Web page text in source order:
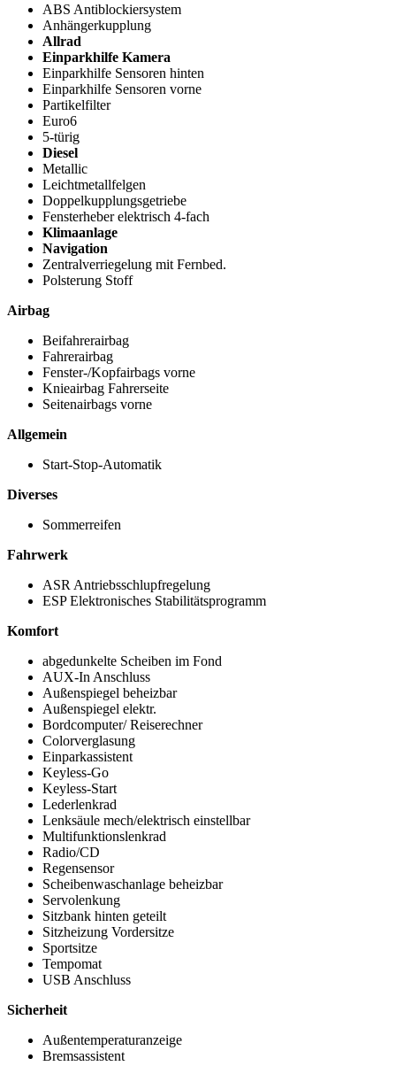
ABS Antiblockiersystem
Anhängerkupplung
Allrad
Einparkhilfe Kamera
Einparkhilfe Sensoren hinten
Einparkhilfe Sensoren vorne
Partikelfilter
Euro6
5-türig
Diesel
Metallic
Leichtmetallfelgen
Doppelkupplungsgetriebe
Fensterheber elektrisch 4-fach
Klimaanlage
Navigation
Zentralverriegelung mit Fernbed.
Polsterung Stoff
Airbag
Beifahrerairbag
Fahrerairbag
Fenster-/Kopfairbags vorne
Knieairbag Fahrerseite
Seitenairbags vorne
Allgemein
Start-Stop-Automatik
Diverses
Sommerreifen
Fahrwerk
ASR Antriebsschlupfregelung
ESP Elektronisches Stabilitätsprogramm
Komfort
abgedunkelte Scheiben im Fond
AUX-In Anschluss
Außenspiegel beheizbar
Außenspiegel elektr.
Bordcomputer/ Reiserechner
Colorverglasung
Einparkassistent
Keyless-Go
Keyless-Start
Lederlenkrad
Lenksäule mech/elektrisch einstellbar
Multifunktionslenkrad
Radio/CD
Regensensor
Scheibenwaschanlage beheizbar
Servolenkung
Sitzbank hinten geteilt
Sitzheizung Vordersitze
Sportsitze
Tempomat
USB Anschluss
Sicherheit
Außentemperaturanzeige
Bremsassistent